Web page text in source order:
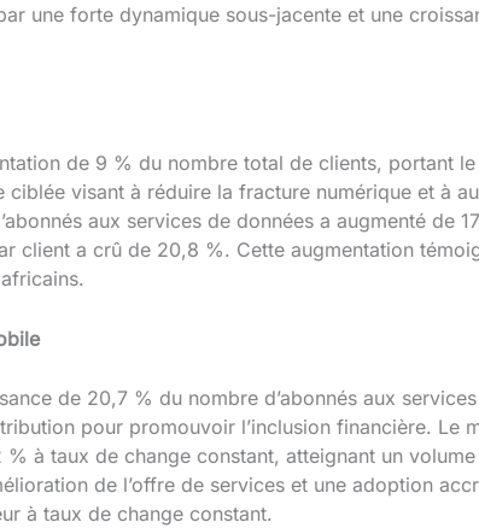
une forte dynamique sous-jacente et une
de 9 % du nombre total de clients, portant
ciblée visant à réduire la fracture numérique et à
aux services de données a augmenté de
client a crû de 20,8 %. Cette augmentation
de 20,7 % du nombre d’abonnés aux
pour promouvoir l’inclusion financière. Le
à taux de change constant, atteignant un
de l’offre de services et une adoption
à taux de change constant.